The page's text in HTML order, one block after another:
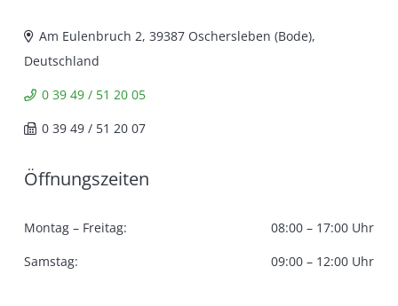
Am Eulenbruch 2, 39387 Oschersleben (Bode),
Deutschland
0 39 49 / 51 20 05
0 39 49 / 51 20 07
Öffnungszeiten
Montag – Freitag:
08:00 – 17:00 Uhr
Samstag:
09:00 – 12:00 Uhr